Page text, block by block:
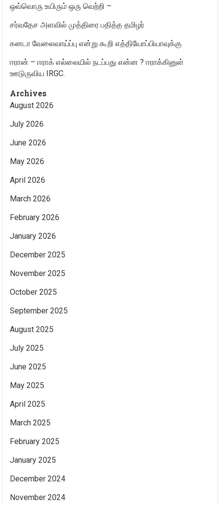
ஒவ்வொரு உயிரும் ஒரு வெற்றி –
சர்வதேச அளவில் முத்திரை பதித்த தமிழர்
கனடா வேலைவாய்ப்பு என்று கூறி எத்தியோப்பியாவுக்கு
ஈரான் – ஈராக் எல்லையில் நடப்பது என்ன ? ஈராக்கினுள்
ஊடுருவிய IRGC.
Archives
August 2026
July 2026
June 2026
May 2026
April 2026
March 2026
February 2026
January 2026
December 2025
November 2025
October 2025
September 2025
August 2025
July 2025
June 2025
May 2025
April 2025
March 2025
February 2025
January 2025
December 2024
November 2024